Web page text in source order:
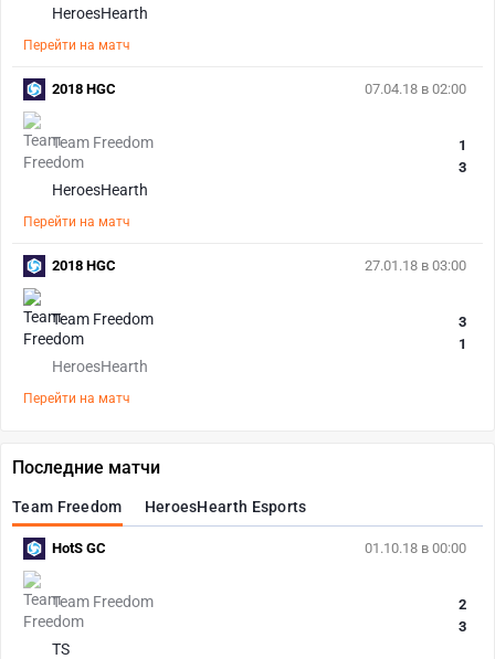
HeroesHearth
Перейти на матч
07.04.18 в 02:00
Team Freedom
HeroesHearth
1
3
Перейти на матч
2018 HGC
27.01.18 в 03:00
Team Freedom
HeroesHearth
3
1
Перейти на матч
2018 HGC
Последние матчи
Team Freedom HeroesHearth Esports
01.10.18 в 00:00
Team Freedom
TS
2
3
HotS GC